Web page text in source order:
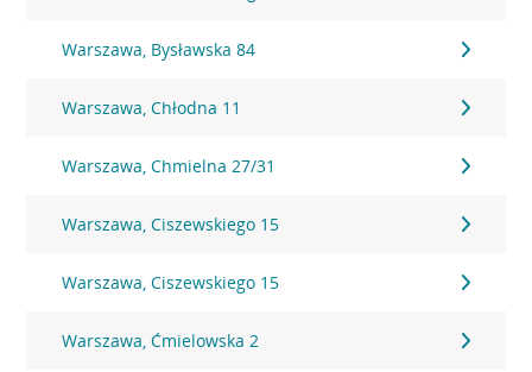
Warszawa, Bysławska 84
Warszawa, Chłodna 11
Warszawa, Chmielna 27/31
Warszawa, Ciszewskiego 15
Warszawa, Ciszewskiego 15
Warszawa, Ćmielowska 2